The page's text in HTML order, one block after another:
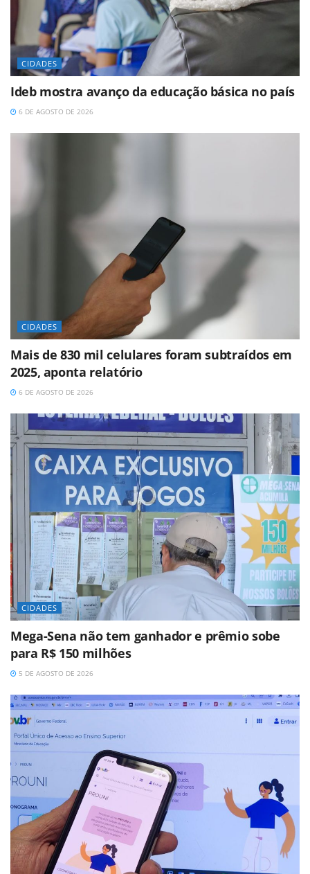
CIDADES
Ideb mostra avanço da educação básica no país
6 DE AGOSTO DE 2026
CIDADES
Mais de 830 mil celulares foram subtraídos em
2025, aponta relatório
6 DE AGOSTO DE 2026
CIDADES
Mega-Sena não tem ganhador e prêmio sobe
para R$ 150 milhões
5 DE AGOSTO DE 2026